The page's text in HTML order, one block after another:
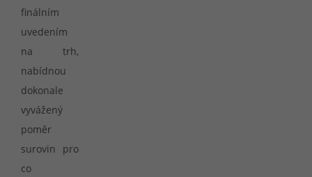
finálním
uvedením
na trh,
nabídnou
dokonale
vyvážený
poměr
surovin pro
co